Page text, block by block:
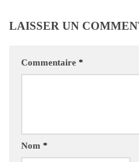
LAISSER UN
Commentaire *
Nom *